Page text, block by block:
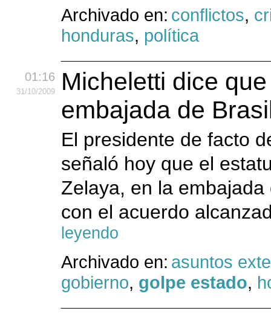
Archivado en: conflictos,
honduras, política
01:16
31/10/2009
Micheletti dice
embajada de
El presidente de facto
señaló hoy que el
Zelaya, en la
con el acuerdo
leyendo
Archivado en: asuntos
gobierno, golpe estado,